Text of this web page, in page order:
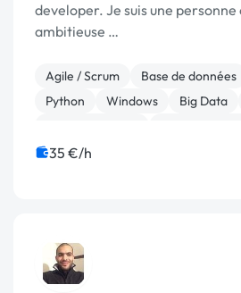
developer. Je suis une
ambitieuse …
Agile / Scrum Base de données
Python
Windows Big Data
35 €/h